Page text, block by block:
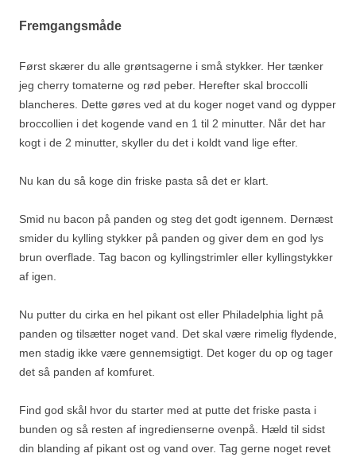
Fremgangsmåde
Først skærer du alle grøntsagerne i små stykker. Her tænker
jeg cherry tomaterne og rød peber. Herefter skal broccolli
blancheres. Dette gøres ved at du koger noget vand og dypper
broccollien i det kogende vand en 1 til 2 minutter. Når det har
kogt i de 2 minutter, skyller du det i koldt vand lige efter.
Nu kan du så koge din friske pasta så det er klart.
Smid nu bacon på panden og steg det godt igennem. Dernæst
smider du kylling stykker på panden og giver dem en god lys
brun overflade. Tag bacon og kyllingstrimler eller kyllingstykker
af igen.
Nu putter du cirka en hel pikant ost eller Philadelphia light på
panden og tilsætter noget vand. Det skal være rimelig flydende,
men stadig ikke være gennemsigtigt. Det koger du op og tager
det så panden af komfuret.
Find god skål hvor du starter med at putte det friske pasta i
bunden og så resten af ingredienserne ovenpå. Hæld til sidst
din blanding af pikant ost og vand over. Tag gerne noget revet